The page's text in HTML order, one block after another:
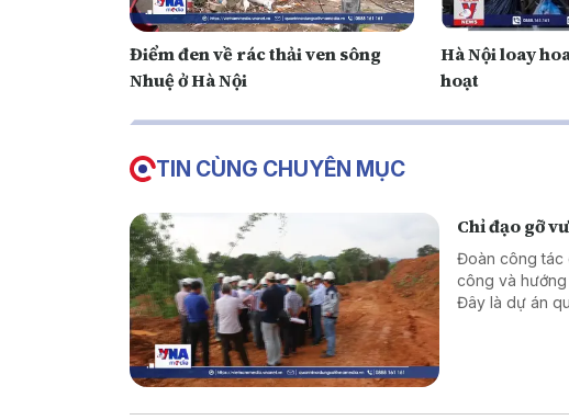
Điểm đen về rác thải ven sông
Nhuệ ở Hà Nội
Hà Nội loay
hoạt
TIN CÙNG CHUYÊN MỤC
Chỉ đạo gỡ
Đoàn công tác
công và
Đây là dự án